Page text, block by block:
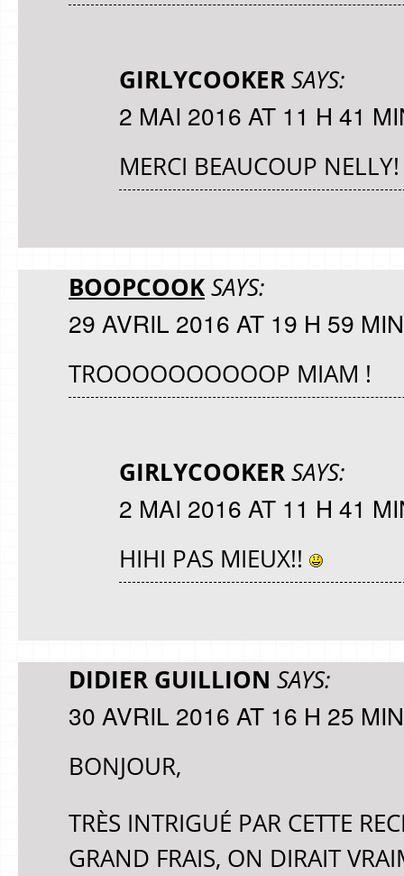
GIRLYCOOKERSAYS:
2 MAI 2016 AT 11 H 41
MERCI BEAUCOUP NELLY!
BOOPCOOKSAYS:
29 AVRIL 2016 AT 19 H 59 MIN
TROOOOOOOOOOP MIAM !
GIRLYCOOKERSAYS:
2 MAI 2016 AT 11 H 41
HIHI PAS MIEUX!!
DIDIER GUILLION SAYS:
30 AVRIL 2016 AT 16 H 25 MIN
BONJOUR,
TRÈS INTRIGUÉ PAR CETTE
GRAND FRAIS, ON DIRAIT